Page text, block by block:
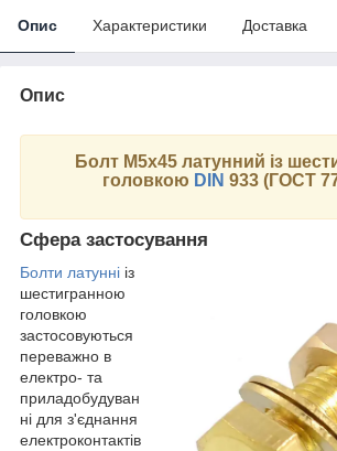
Опис Характеристики Доставка
Опис
Болт М5х45 латунний із
головкою DIN 933 (ГОСТ
Сфера застосування
Болти латунні із
шестигранною
головкою
застосовуються
переважно в
електро- та
приладобудуван
ні для з'єднання
електроконтактів